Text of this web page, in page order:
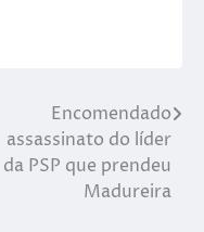
Encomendado
assassinato do líder
da PSP que prendeu
Madureira